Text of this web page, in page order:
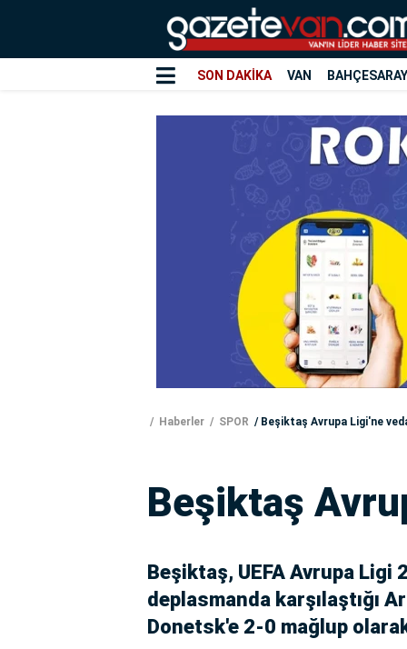
SON DAKİKA VAN BAHÇESARAY
Haberler SPOR Beşiktaş Avrupa Ligi'ne
Beşiktaş
Beşiktaş, UEFA Avrupa Ligi
deplasmanda karşılaştığı
Donetsk'e 2-0 mağlup